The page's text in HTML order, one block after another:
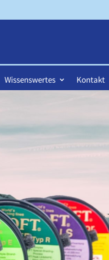
Wissenswertes Kontakt